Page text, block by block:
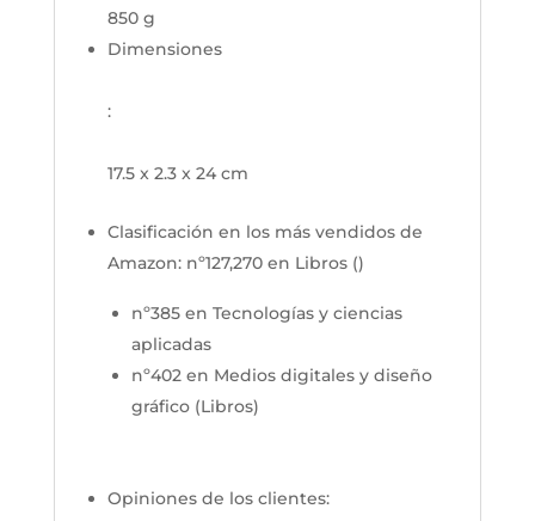
850 g
Dimensiones
:
17.5 x 2.3 x 24 cm
Clasificación en los más vendidos de
Amazon: nº127,270 en Libros ()
nº385 en Tecnologías y ciencias
aplicadas
nº402 en Medios digitales y diseño
gráfico (Libros)
Opiniones de los clientes: